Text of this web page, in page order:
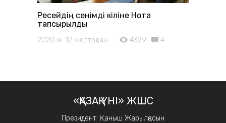
Ресейдің сенімді өкіліне Нота
тапсырылды
2020 ж. 12 желтоқсан 4329 4
«ҚАЗАҚ ҮНІ» ЖШС
Президент: Қаныш Жарылқасын